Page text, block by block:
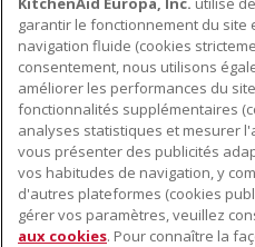
ACCESSOIRES
À PROPOS DE KITCHENAID
À propos de KitchenAid
Histoire de la marque
Communiqués de presse
NOS PRODUITS
Petits électroménagers
garantir le fonctionnement du
navigation fluide (cookies
consentement, nous utilisons
améliorer les performances du
fonctionnalités supplémentaires
analyses statistiques et mesurer
vous présenter des publicités
vos habitudes de navigation, y
d'autres plateformes (cookies
gérer vos paramètres, veuillez
aux cookies. Pour connaître la